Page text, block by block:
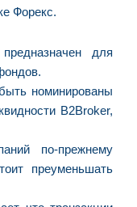
Форекс.
для
номинированы
B2Broker,
по-прежнему
преуменьшать